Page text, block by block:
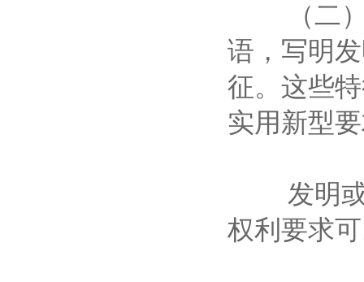
（二）
语，写明
征。这些
实用新型
发明或
权利要求